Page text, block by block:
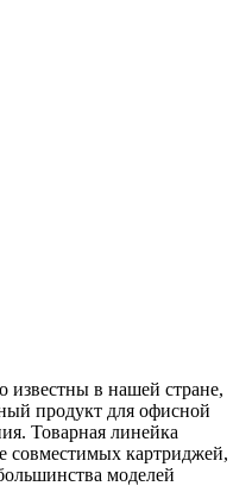
в нашей стране,
продукт для офисной
Товарная линейка
совместимых картриджей,
моделей